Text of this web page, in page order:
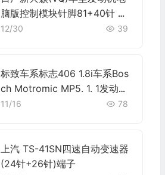
脑版控制模块针脚81+40针 端
子图
12/30 39
标致车系标志406 1.8i车系Bos
ch Motromic MP5. 1. 1发动机
控制系统电脑板55针端子
11/16 78
上汽 TS-41SN四速自动变速器
(24针+26针)端子